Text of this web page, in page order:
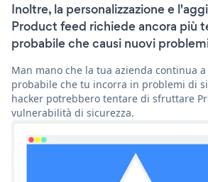
Inoltre, la personalizzazione e
Product feed richiede ancora più
probabile che causi nuovi
Man mano che la tua azienda continua
probabile che tu incorra in problemi di
hacker potrebbero tentare di sfruttare
vulnerabilità di sicurezza.